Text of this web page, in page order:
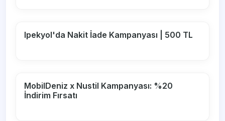
Ipekyol'da Nakit İade Kampanyası | 500 TL
MobilDeniz x Nustil Kampanyası: %20
İndirim Fırsatı